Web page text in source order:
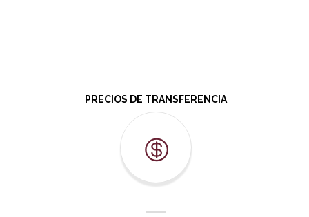
PRECIOS DE TRANSFERENCIA